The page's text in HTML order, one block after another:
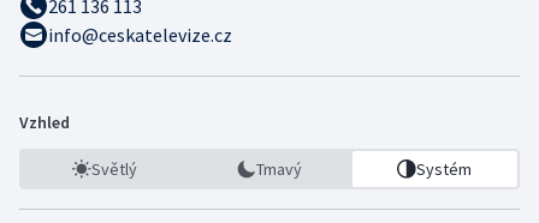
261 136 113
info@ceskatelevize.cz
Vzhled
Světlý Tmavý Systém